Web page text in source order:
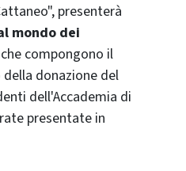
presenterà
mondo dei
compongono il
donazione del
dell'Accademia di
presentate in